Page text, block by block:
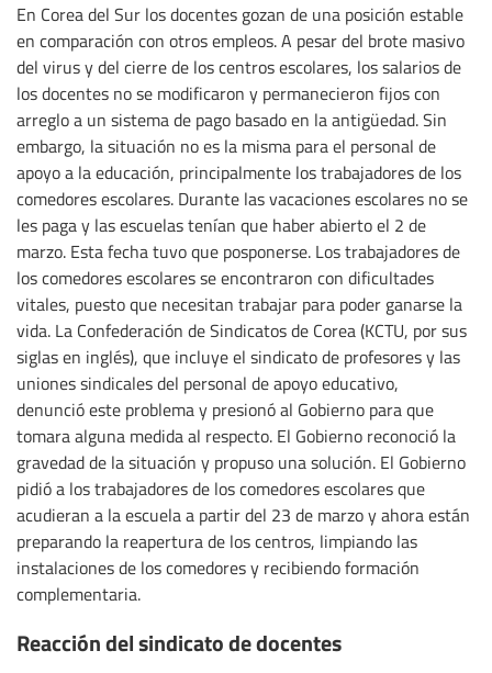
En Corea del Sur los docentes gozan de una posición estable
en comparación con otros empleos. A pesar del brote masivo
del virus y del cierre de los centros escolares, los salarios de
los docentes no se modificaron y permanecieron fijos con
arreglo a un sistema de pago basado en la antigüedad. Sin
embargo, la situación no es la misma para el personal de
apoyo a la educación, principalmente los trabajadores de los
comedores escolares. Durante las vacaciones escolares no se
les paga y las escuelas tenían que haber abierto el 2 de
marzo. Esta fecha tuvo que posponerse. Los trabajadores de
los comedores escolares se encontraron con dificultades
vitales, puesto que necesitan trabajar para poder ganarse la
vida. La Confederación de Sindicatos de Corea (KCTU, por sus
siglas en inglés), que incluye el sindicato de profesores y las
uniones sindicales del personal de apoyo educativo,
denunció este problema y presionó al Gobierno para que
tomara alguna medida al respecto. El Gobierno reconoció la
gravedad de la situación y propuso una solución. El Gobierno
pidió a los trabajadores de los comedores escolares que
acudieran a la escuela a partir del 23 de marzo y ahora están
preparando la reapertura de los centros, limpiando las
instalaciones de los comedores y recibiendo formación
complementaria.
Reacción del sindicato de docentes